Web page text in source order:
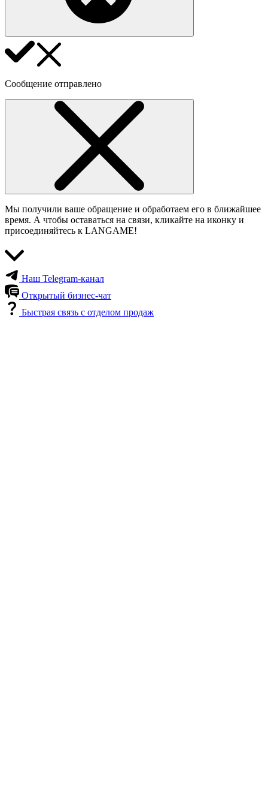
Сообщение отправлено
Мы получили ваше обращение и обработаем его в ближайшее
время. А чтобы оставаться на связи, кликайте на иконку и
присоединяйтесь к LANGAME!
Наш Telegram-канал
Открытый бизнес-чат
Быстрая связь с отделом продаж